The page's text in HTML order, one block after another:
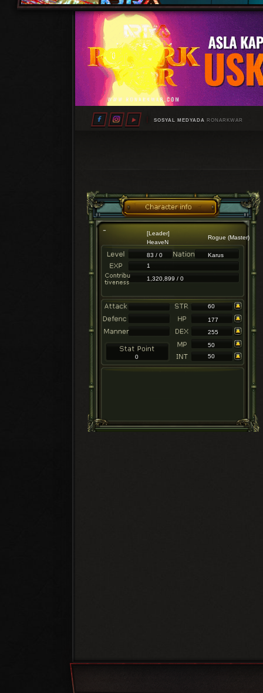
SOSYAL MEDYADA RONARKWAR
[Leader]
HeaveN
Rogue (Master)
83 / 0
Karus
1
1,320,899 / 0
60
177
0
255
50
50